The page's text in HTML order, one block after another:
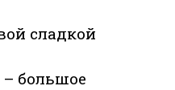
сладкой
большое